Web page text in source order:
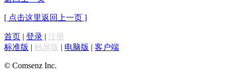
[ 点击这里返回上一页 ]
首页 | 登录 | 注册
标准版 | 触屏版 | 电脑版 | 客户端
© Comsenz Inc.